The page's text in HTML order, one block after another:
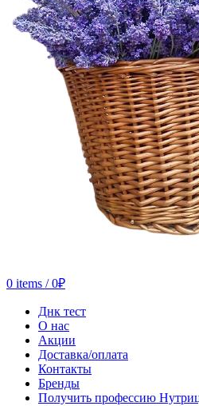
0 items / 0₽
Днк тест
О нас
Акции
Доставка/оплата
Контакты
Бренды
Получить профессию